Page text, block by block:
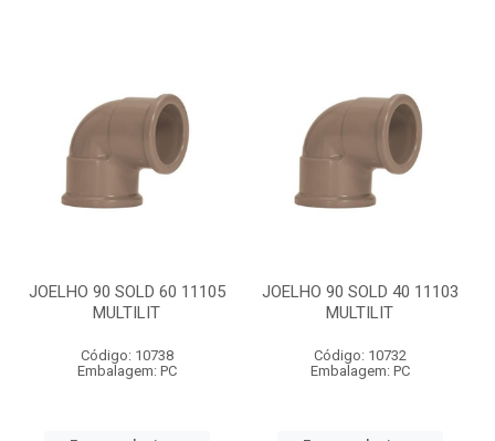
JOELHO 90 SOLD 60 11105
MULTILIT
Código: 10738
Embalagem: PC
JOELHO 90 SOLD 40 11103
MULTILIT
Código: 10732
Embalagem: PC